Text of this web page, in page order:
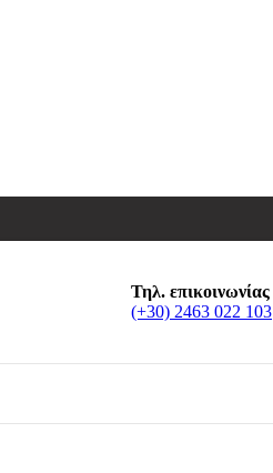
Τηλ. επικοινωνίας
(+30) 2463 022 103